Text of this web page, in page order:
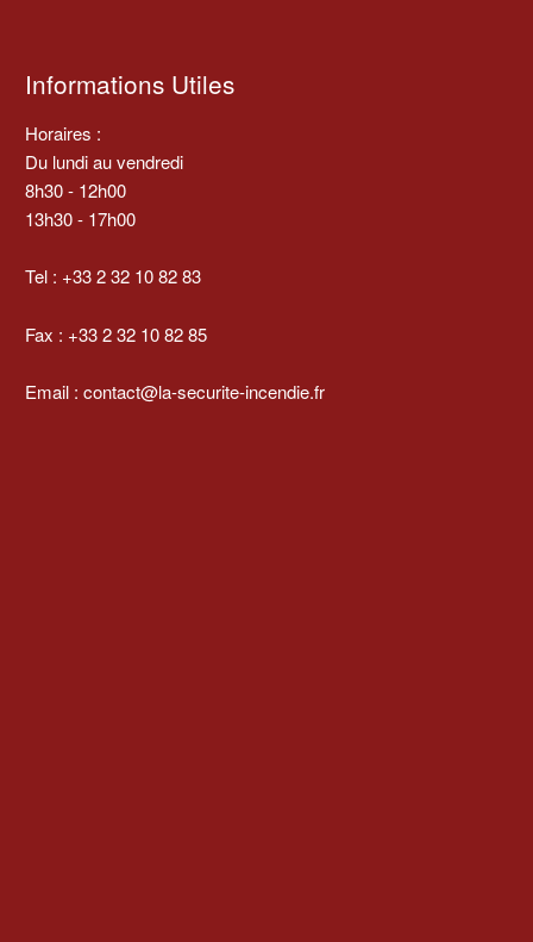
Informations Utiles
Horaires :
Du lundi au vendredi
8h30 - 12h00
13h30 - 17h00
Tel : +33 2 32 10 82 83
Fax : +33 2 32 10 82 85
Email : contact@la-securite-incendie.fr